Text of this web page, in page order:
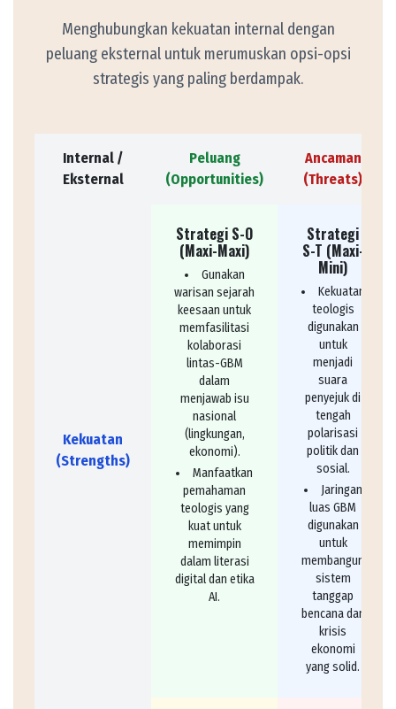
Menghubungkan kekuatan internal dengan
peluang eksternal untuk merumuskan opsi-opsi
strategis yang paling berdampak.
Internal /
Eksternal
Peluang
(Opportunities)
Ancaman
(Threats)
Kekuatan
(Strengths)
Strategi S-O
(Maxi-Maxi)
Gunakan
warisan sejarah
keesaan untuk
memfasilitasi
kolaborasi
lintas-GBM
dalam
menjawab isu
nasional
(lingkungan,
ekonomi).
Manfaatkan
pemahaman
teologis yang
kuat untuk
memimpin
dalam literasi
digital dan etika
AI.
Strategi
S-T (Maxi-
Mini)
Kekuatan
teologis
digunakan
untuk
menjadi
suara
penyejuk di
tengah
polarisasi
politik dan
sosial.
Jaringan
luas GBM
digunakan
untuk
membangun
sistem
tanggap
bencana dan
krisis
ekonomi
yang solid.